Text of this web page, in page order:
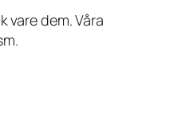
dem. Våra